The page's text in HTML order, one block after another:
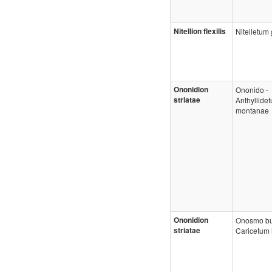
Nitellion flexilis Nitelletum
Ononidion
striatae
Ononido -
montanae
Ononidion
striatae
Onosmo
Caricetum